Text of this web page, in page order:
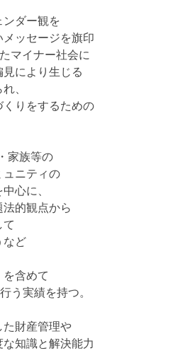
ンダー観を
ッセージを旗印
マイナー社会に
により生じる
、
くりをするための
家族等の
ュニティの
心に、
的観点から
て
など
含めて
う実績を持つ。
た財産管理や
知識と解決能力